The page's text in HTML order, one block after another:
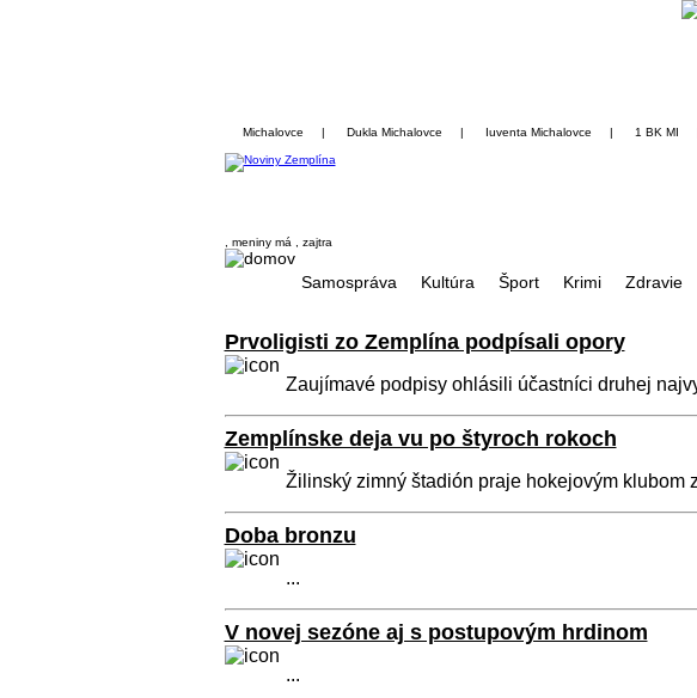
Michalovce | Dukla Michalovce | Iuventa Michalovce | 1 BK MI
, meniny má
, zajtra
Samospráva Kultúra Šport Krimi Zdravie
Prvoligisti zo Zemplína podpísali opory
Zaujímavé podpisy ohlásili účastníci druhej
Zemplínske deja vu po štyroch rokoch
Žilinský zimný štadión praje hokejovým klubom
Doba bronzu
...
V novej sezóne aj s postupovým hrdinom
...